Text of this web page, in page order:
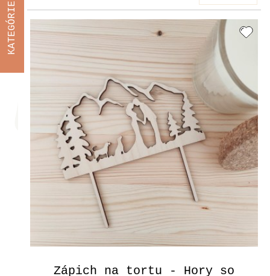
Zápich na tortu - Hory so
KATEGÓRIE